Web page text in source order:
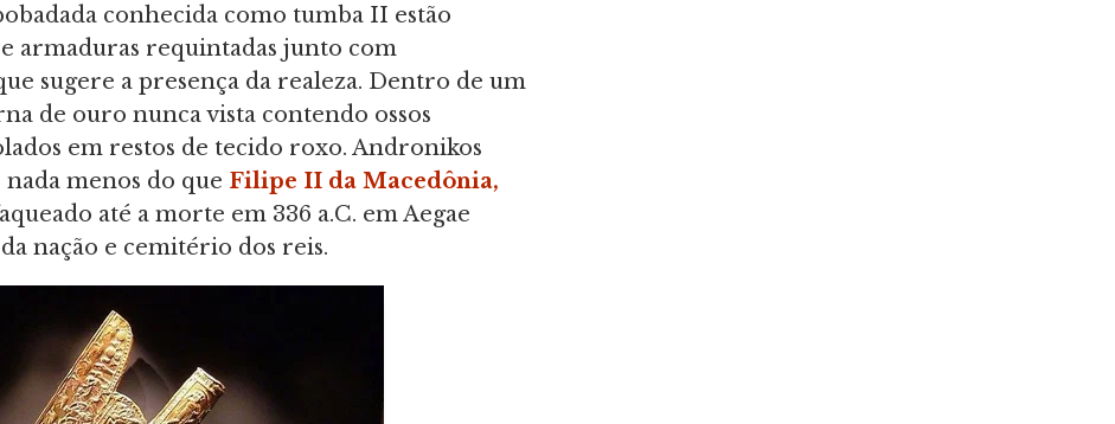
conhecida como tumba II estão
armaduras requintadas junto com
sugere a presença da realeza. Dentro de um
de ouro nunca vista contendo ossos
em restos de tecido roxo. Andronikos
menos do que Filipe II da Macedônia,
até a morte em 336 a.C. em Aegae
nação e cemitério dos reis.